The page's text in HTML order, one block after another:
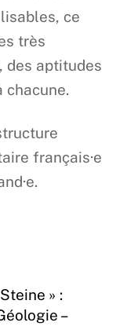
ce
très
des aptitudes
chacune.
français·e
» :
–